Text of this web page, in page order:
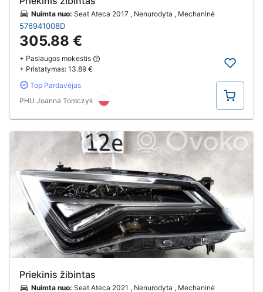
Nuimta nuo: Seat Ateca 2017 , Nenurodyta , Mechaninė
576941008D
305.88 €
+ Paslaugos mokestis
+ Pristatymas: 13.89 €
Top Pardavėjas
PHU Joanna Tomczyk
Pirkti
Priekinis žibintas
Nuimta nuo: Seat Ateca 2021 , Nenurodyta , Mechaninė